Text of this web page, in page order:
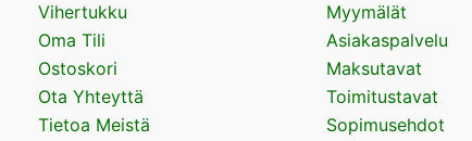
Vihertukku
Oma Tili
Ostoskori
Ota Yhteyttä
Tietoa Meistä
Myymälät
Asiakaspalvelu
Maksutavat
Toimitustavat
Sopimusehdot